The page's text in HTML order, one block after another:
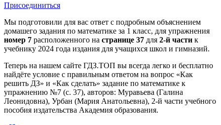
Присоединиться
Мы подготовили для вас ответ c подробным объяснением
домашего задания по математике за 1 класс, для упражнения
номер 7 расположенного на странице 37 для 2-й части к
учебнику 2024 года издания для учащихся школ и гимназий.
Теперь на нашем сайте ГДЗ.ТОП вы всегда легко и бесплатно
найдёте условие с правильным ответом на вопрос «Как
решить ДЗ» и «Как сделать» задание по математике к
упражнению №7 (с. 37), авторов: Муравьева (Галина
Леонидовна), Урбан (Мария Анатольевна), 2-й части учебного
пособия издательства Академия образования.